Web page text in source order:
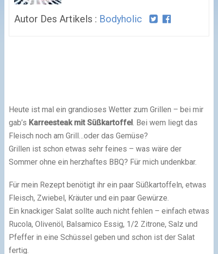
Autor Des Artikels : Bodyholic
Heute ist mal ein grandioses Wetter zum Grillen – bei mir
gab’s Karreesteak mit Süßkartoffel. Bei wem liegt das
Fleisch noch am Grill…oder das Gemüse?
Grillen ist schon etwas sehr feines – was wäre der
Sommer ohne ein herzhaftes BBQ? Für mich undenkbar.
Für mein Rezept benötigt ihr ein paar Süßkartoffeln, etwas
Fleisch, Zwiebel, Kräuter und ein paar Gewürze.
Ein knackiger Salat sollte auch nicht fehlen – einfach etwas
Rucola, Olivenöl, Balsamico Essig, 1/2 Zitrone, Salz und
Pfeffer in eine Schüssel geben und schon ist der Salat
fertig.